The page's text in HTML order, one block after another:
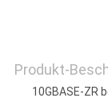
Produkt-
10GBASE-ZR